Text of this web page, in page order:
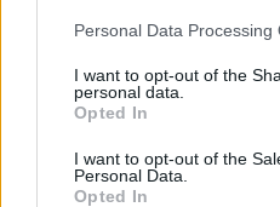
Personal Data Processing
I want to opt-out of the
personal data.
Opted In
I want to opt-out of the
Personal Data.
Opted In
Δικαίωμα ψήφου έχουν
κάτοικοι του Χονγκ Κονγκ.